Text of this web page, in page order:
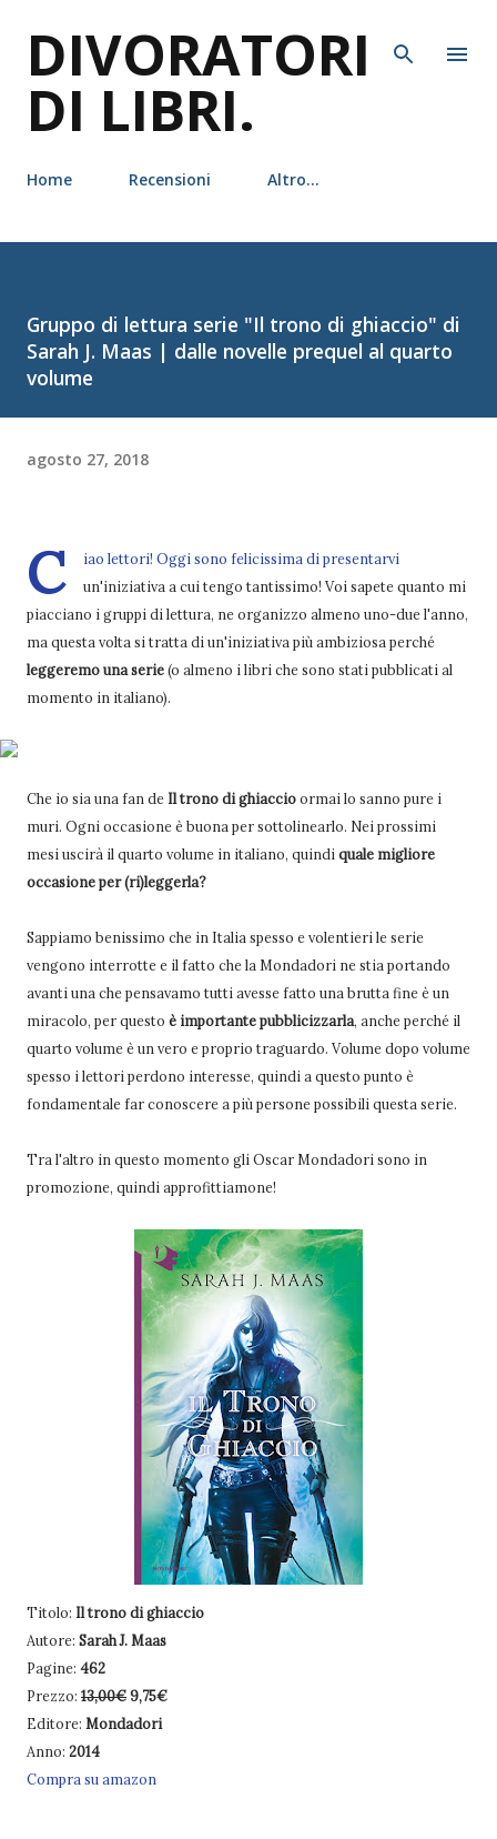
DIVORATORI
DI LIBRI.
Home Recensioni Altro…
Gruppo di lettura serie "Il trono di ghiaccio" di
Sarah J. Maas | dalle novelle prequel al quarto
volume
agosto 27, 2018
C
iao lettori! Oggi sono felicissima di presentarvi
un'iniziativa a cui tengo tantissimo! Voi sapete quanto mi
piacciano i gruppi di lettura, ne organizzo almeno uno-due l'anno,
ma questa volta si tratta di un'iniziativa più ambiziosa perché
leggeremo una serie(o almeno i libri che sono stati pubblicati al
momento in italiano).
Che io sia una fan de Il trono di ghiaccioormai lo sanno pure i
muri. Ogni occasione è buona per sottolinearlo. Nei prossimi
mesi uscirà il quarto volume in italiano, quindi quale migliore
occasione per (ri)leggerla?
Sappiamo benissimo che in Italia spesso e volentieri le serie
vengono interrotte e il fatto che la Mondadori ne stia portando
avanti una che pensavamo tutti avesse fatto una brutta fine è un
miracolo, per questo è importante pubblicizzarla, anche perché il
quarto volume è un vero e proprio traguardo. Volume dopo volume
spesso i lettori perdono interesse, quindi a questo punto è
fondamentale far conoscere a più persone possibili questa serie.
Tra l'altro in questo momento gli Oscar Mondadori sono in
promozione, quindi approfittiamone!
Titolo: Il trono di ghiaccio
Autore: Sarah J. Maas
Pagine: 462
Prezzo: 13,00€9,75€
Editore: Mondadori
Anno: 2014
Compra su amazon